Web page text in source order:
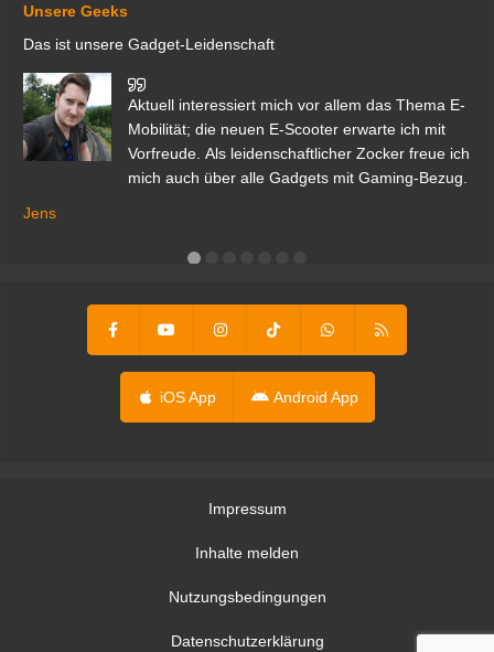
Unsere Geeks
Das ist unsere Gadget-Leidenschaft
Aktuell interessiert mich vor allem das Thema E-
Mobilität; die neuen E-Scooter erwarte ich mit
Vorfreude. Als leidenschaftlicher Zocker freue ich
mich auch über alle Gadgets mit Gaming-Bezug.
Jens
iOS App Android App
Impressum
Inhalte melden
Nutzungsbedingungen
Datenschutzerklärung